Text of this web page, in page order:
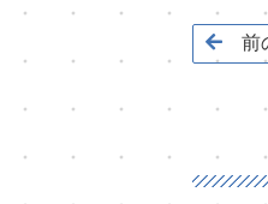
前